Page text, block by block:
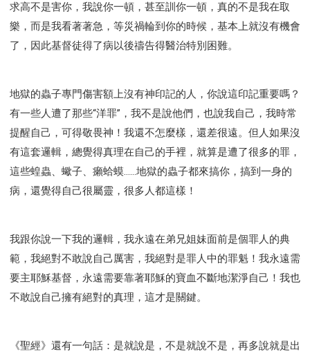
求高不是害你，我說你一頓，甚至訓你一頓，真的不是我在取
樂，而是我看著著急，等災禍輪到你的時候，基本上就沒有機會
了，因此基督徒得了病以後禱告得醫治特別困難。
地獄的蟲子專門傷害額上沒有神印記的人，你說這印記重要嗎？
有一些人遭了那些“洋罪”，我不是說他們，也說我自己，我時常
提醒自己，可得敬畏神！我還不怎麼樣，還差很遠。但人如果沒
有這套邏輯，總覺得真理在自己的手裡，就算是遭了很多的罪，
這些蝗蟲、蠍子、癩蛤蟆……地獄的蟲子都來搞你，搞到一身的
病，還覺得自己很屬靈，很多人都這樣！
我跟你說一下我的邏輯，我永遠在弟兄姐妹面前是個罪人的典
範，我絕對不敢說自己厲害，我絕對是罪人中的罪魁！我永遠需
要主耶穌基督，永遠需要靠著耶穌的寶血不斷地潔淨自己！我也
不敢說自己擁有絕對的真理，這才是關鍵。
《聖經》還有一句話：是就說是，不是就說不是，再多說就是出